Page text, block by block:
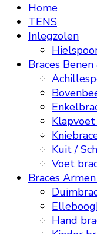
Home
TENS
Inlegzolen
Braces
Kuit /
Voet
Braces
Hand